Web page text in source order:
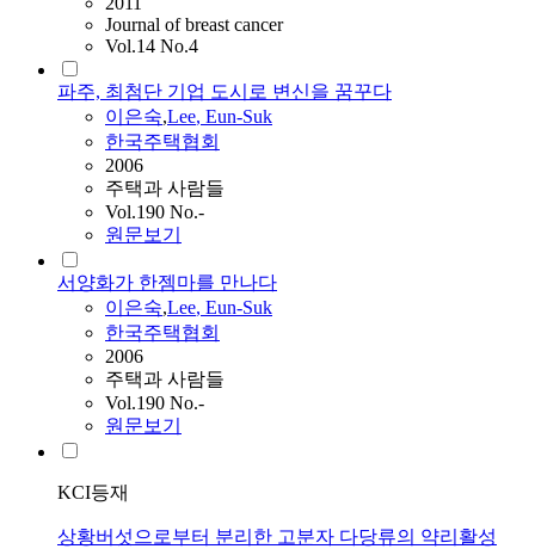
Journal of breast cancer
Vol.14 No.4
파주, 최첨단 기업 도시로 변신을 꿈꾸다
이은숙,Lee, Eun-Suk
한국주택협회
2006
주택과 사람들
Vol.190 No.-
원문보기
서양화가 한젬마를 만나다
이은숙,Lee, Eun-Suk
한국주택협회
2006
주택과 사람들
Vol.190 No.-
원문보기
KCI등재
상황버섯으로부터 분리한 고분자 다당류의 약리활성